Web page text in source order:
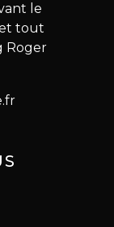
le
tout
Roger